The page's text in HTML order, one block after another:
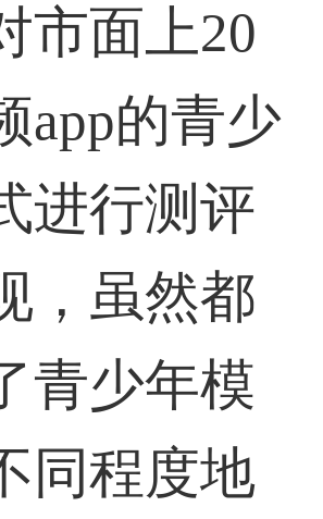
市面上20
app的青少
进行测评
，虽然都
青少年模
同程度地